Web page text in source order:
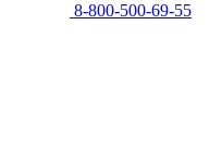
8-800-500-69-55